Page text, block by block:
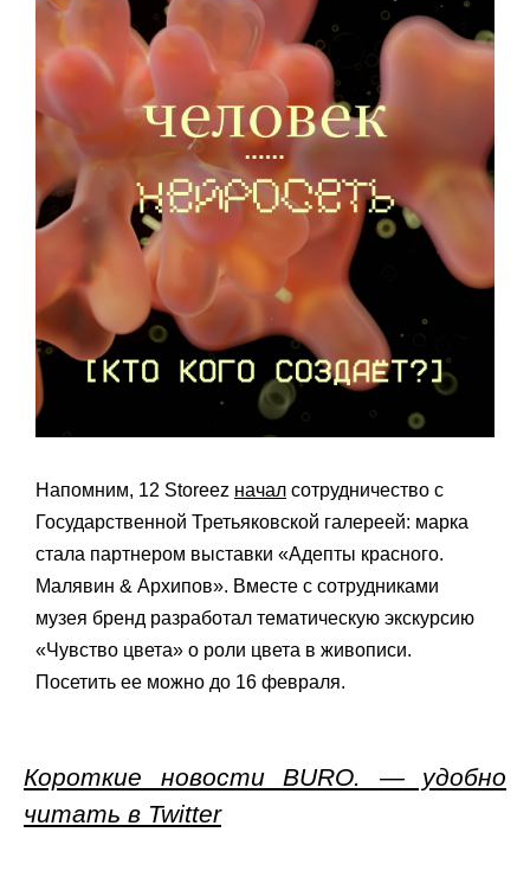
Напомним, 12 Storeez начал сотрудничество с
Государственной Третьяковской галереей: марка
стала партнером выставки «Адепты красного.
Малявин & Архипов». Вместе с сотрудниками
музея бренд разработал тематическую экскурсию
«Чувство цвета» о роли цвета в живописи.
Посетить ее можно до 16 февраля.
Короткие новости BURO. — удобно
читать в Twitter